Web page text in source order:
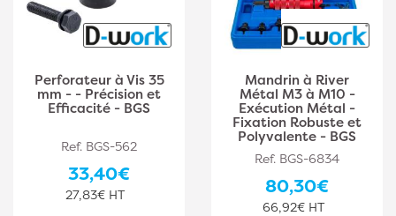
Perforateur à Vis 35
mm - - Précision et
Efficacité - BGS
Ref. BGS-562
33,40€
27,83€ HT
Mandrin à River
Métal M3 à M10 -
Exécution Métal -
Fixation Robuste et
Polyvalente - BGS
Ref. BGS-6834
80,30€
66,92€ HT